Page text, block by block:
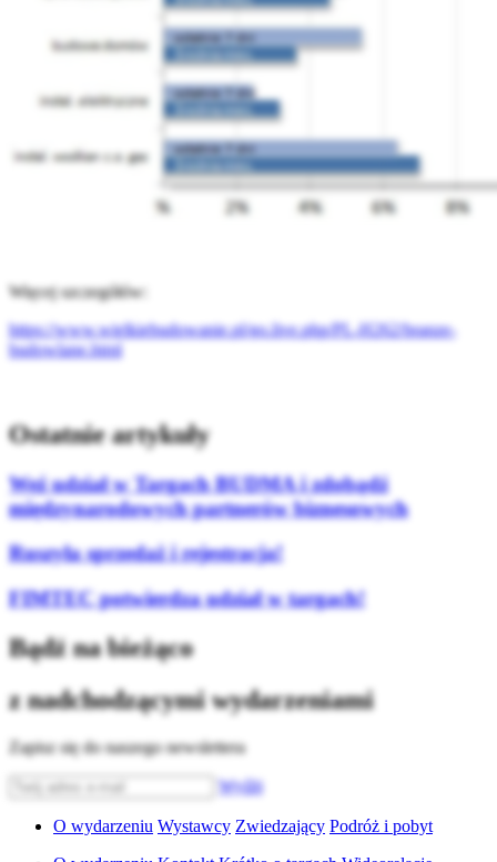
Więcej szczegółów:
https://www.wielkiebudowanie.pl/go.live.php/PL-H262/branze-
budowlane.html
Ostatnie artykuły
Weź udział w Targach BUDMA i zdobądź
międzynarodowych partnerów biznesowych
Ruszyła sprzedaż i rejestracja!
FIMTEC potwierdza udział w targach!
Bądź na bieżąco
z nadchodzącymi wydarzeniami
Zapisz się do naszego newslettera
Wyślij
O wydarzeniu Wystawcy Zwiedzający Podróż i pobyt